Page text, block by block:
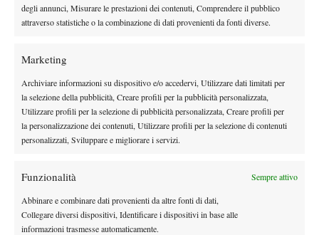
degli annunci, Misurare le prestazioni dei contenuti, Comprendere il pubblico
attraverso statistiche o la combinazione di dati provenienti da fonti diverse.
Marketing
Archiviare informazioni su dispositivo e/o accedervi, Utilizzare dati limitati per
la selezione della pubblicità, Creare profili per la pubblicità personalizzata,
Utilizzare profili per la selezione di pubblicità personalizzata, Creare profili per
la personalizzazione dei contenuti, Utilizzare profili per la selezione di contenuti
personalizzati, Sviluppare e migliorare i servizi.
Funzionalità Sempre attivo
Abbinare e combinare dati provenienti da altre fonti di dati,
Collegare diversi dispositivi, Identificare i dispositivi in base alle
informazioni trasmesse automaticamente.
DI TENDENZA
orario e ordine di gioco venerdì 7 agosto.
Arnaldi apre sul Centrale
News
Masters 1000 Montreal 2026: Darderi
Masters 1000 Montreal 2026: medical time
out per Shang contro Darderi